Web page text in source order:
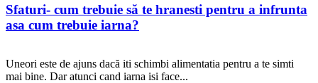
Sfaturi- cum trebuie să te hranesti pentru a infrunta
asa cum trebuie iarna?
Uneori este de ajuns dacă iti schimbi alimentatia pentru a te simti
mai bine. Dar atunci cand iarna isi face...